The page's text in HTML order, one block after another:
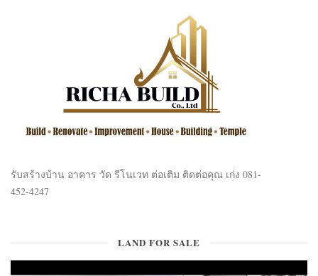
รับสร้างบ้าน อาคาร วัด รีโนเวท ต่อเติม ติดต่อคุณ เก่ง 081-
452-4247
LAND FOR SALE